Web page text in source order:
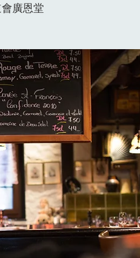
廣恩堂